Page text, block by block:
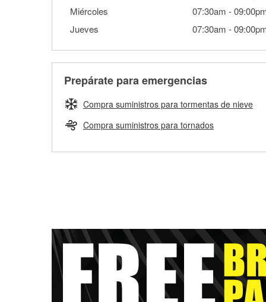
Miércoles
07:30am -
Jueves
07:30am -
Prepárate para emergencias
Compra suministros para tormentas de nieve
Compra suministros para tornados